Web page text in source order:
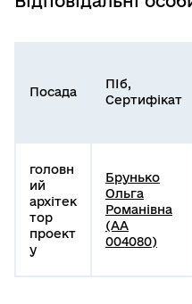
Посада
ПІб,
Сертифікат
головн
ий
архітек
тор
проект
у
Брунько
Ольга
Романівна
(АА
004080)